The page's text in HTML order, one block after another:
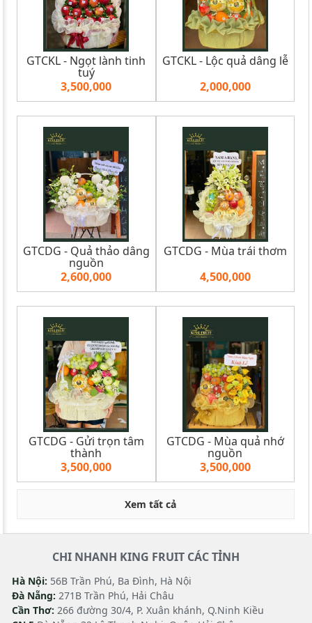
GTCKL - Ngọt lành tinh
tuý
3,500,000
GTCKL - Lộc quả dâng lễ
2,000,000
GTCDG - Quả thảo dâng
nguồn
2,600,000
GTCDG - Mùa trái thơm
4,500,000
GTCDG - Gửi trọn tâm
thành
3,500,000
GTCDG - Mùa quả nhớ
nguồn
3,500,000
Xem tất cả
CHI NHANH KING FRUIT CÁC TỈNH
Hà Nội: 56B Trần Phú, Ba Đình, Hà Nội
Đà Nẵng: 271B Trần Phú, Hải Châu
Cần Thơ: 266 đường 30/4, P. Xuân khánh, Q.Ninh Kiều